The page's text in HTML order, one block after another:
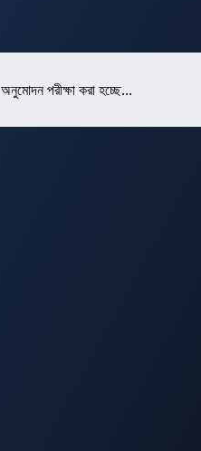
অনুমোদন পরীক্ষা করা হচ্ছে...